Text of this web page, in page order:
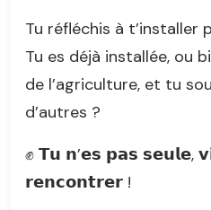
Tu réfléchis à t’installer
Tu es déjà installée, ou
de l’agriculture, et tu
d’autres ?
✊ 𝗧𝘂 𝗻’𝗲𝘀 𝗽𝗮𝘀 𝘀𝗲𝘂𝗹𝗲,
𝗿𝗲𝗻𝗰𝗼𝗻𝘁𝗿𝗲𝗿 !